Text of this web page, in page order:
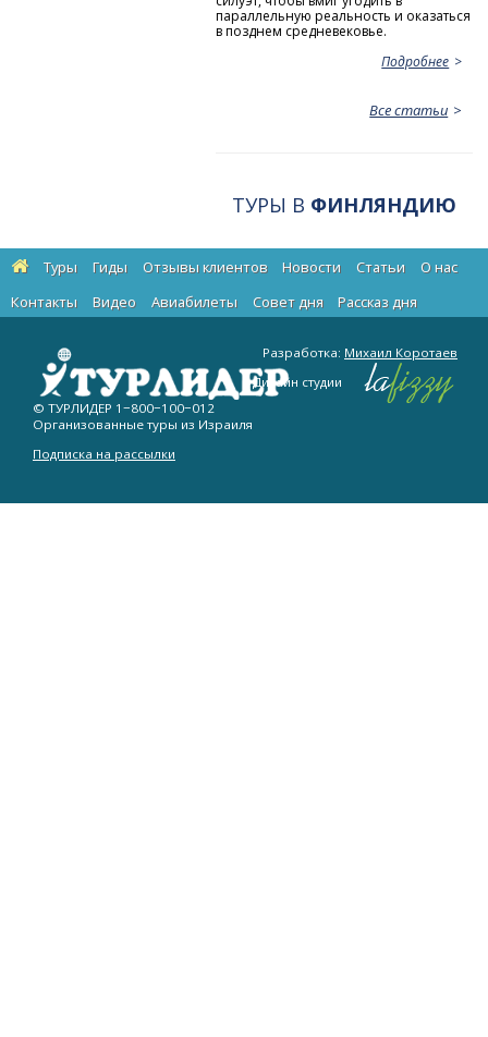
параллельную реальность и оказаться
в позднем средневековье.
Подробнее
Все статьи
ТУРЫ В ФИНЛЯНДИЮ
Туры Гиды Отзывы клиентов Новости Статьи
О нас
Контакты
Видео Авиабилеты Cовет дня Рассказ дня
© ТУРЛИДЕР 1−800−100−012
Организованные туры из Израиля
Подписка на рассылки
Разработка: Михаил Коротаев
Дизайн студии